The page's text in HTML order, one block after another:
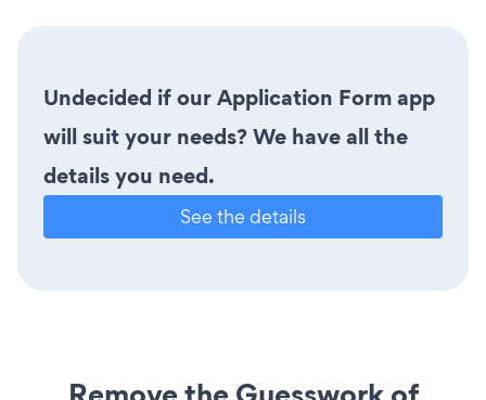
Undecided if our Application Form app
will suit your needs? We have all the
details you need.
See the details